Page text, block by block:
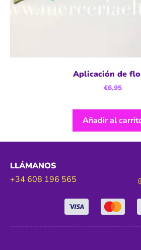
Aplicación de
€6,95
Añadir al
LLÁMANOS
+34 608 196 565